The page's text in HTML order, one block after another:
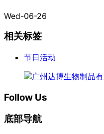
Wed-06-26
相关标签
节日活动
Follow Us
底部导航